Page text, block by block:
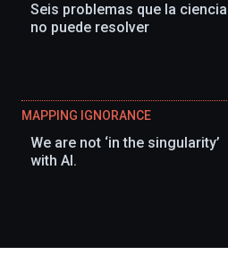
Seis problemas que la ciencia
no puede resolver
MAPPING IGNORANCE
We are not ‘in the singularity’
with AI.